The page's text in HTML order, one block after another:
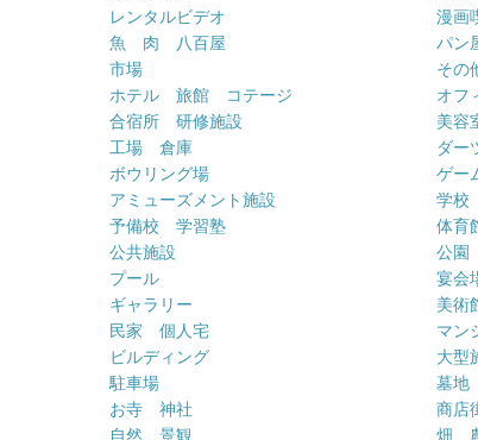
レンタルビデオ
漫画
魚 肉 八百屋
パン
市場
その
ホテル 旅館 コテージ
オフ
合宿所 研修施設
美容
工場 倉庫
ダー
ボウリング場
ゲー
アミューズメント施設
学校
予備校 学習塾
体育
公共施設
公園
プール
宴会
ギャラリー
美術
民家 個人宅
マン
ビルディング
大型
駐車場
墓地
お寺 神社
商店
自然 景観 畑